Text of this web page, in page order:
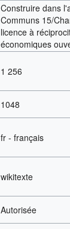
Construire dans
Communs 15/
licence à
économiques
1 256
1048
fr - français
wikitexte
Autorisée